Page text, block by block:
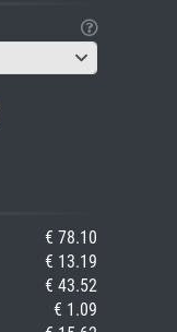
€ 78.10
€ 13.19
€ 43.52
€ 1.09